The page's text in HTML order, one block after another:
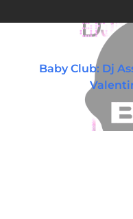
Baby Club: Dj Assault + Baby Pantera +Dj